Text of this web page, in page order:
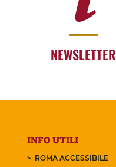
NEWSLETTER
INFO UTILI
ROMA ACCESSIBILE